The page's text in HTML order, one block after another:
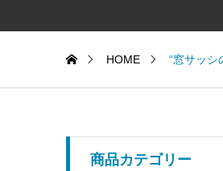
HOME “窓サッシ
商品カテゴリー